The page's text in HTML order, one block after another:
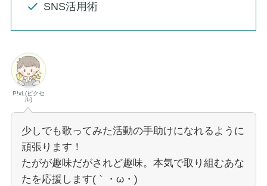
SNS活用術
P!xL(ピクセ
ル)
少しでも歌ってみた活動の手助けになれるように
頑張ります！
たがが趣味だがされど趣味。本気で取り組むあな
たを応援します(｀・ω・)ゞ